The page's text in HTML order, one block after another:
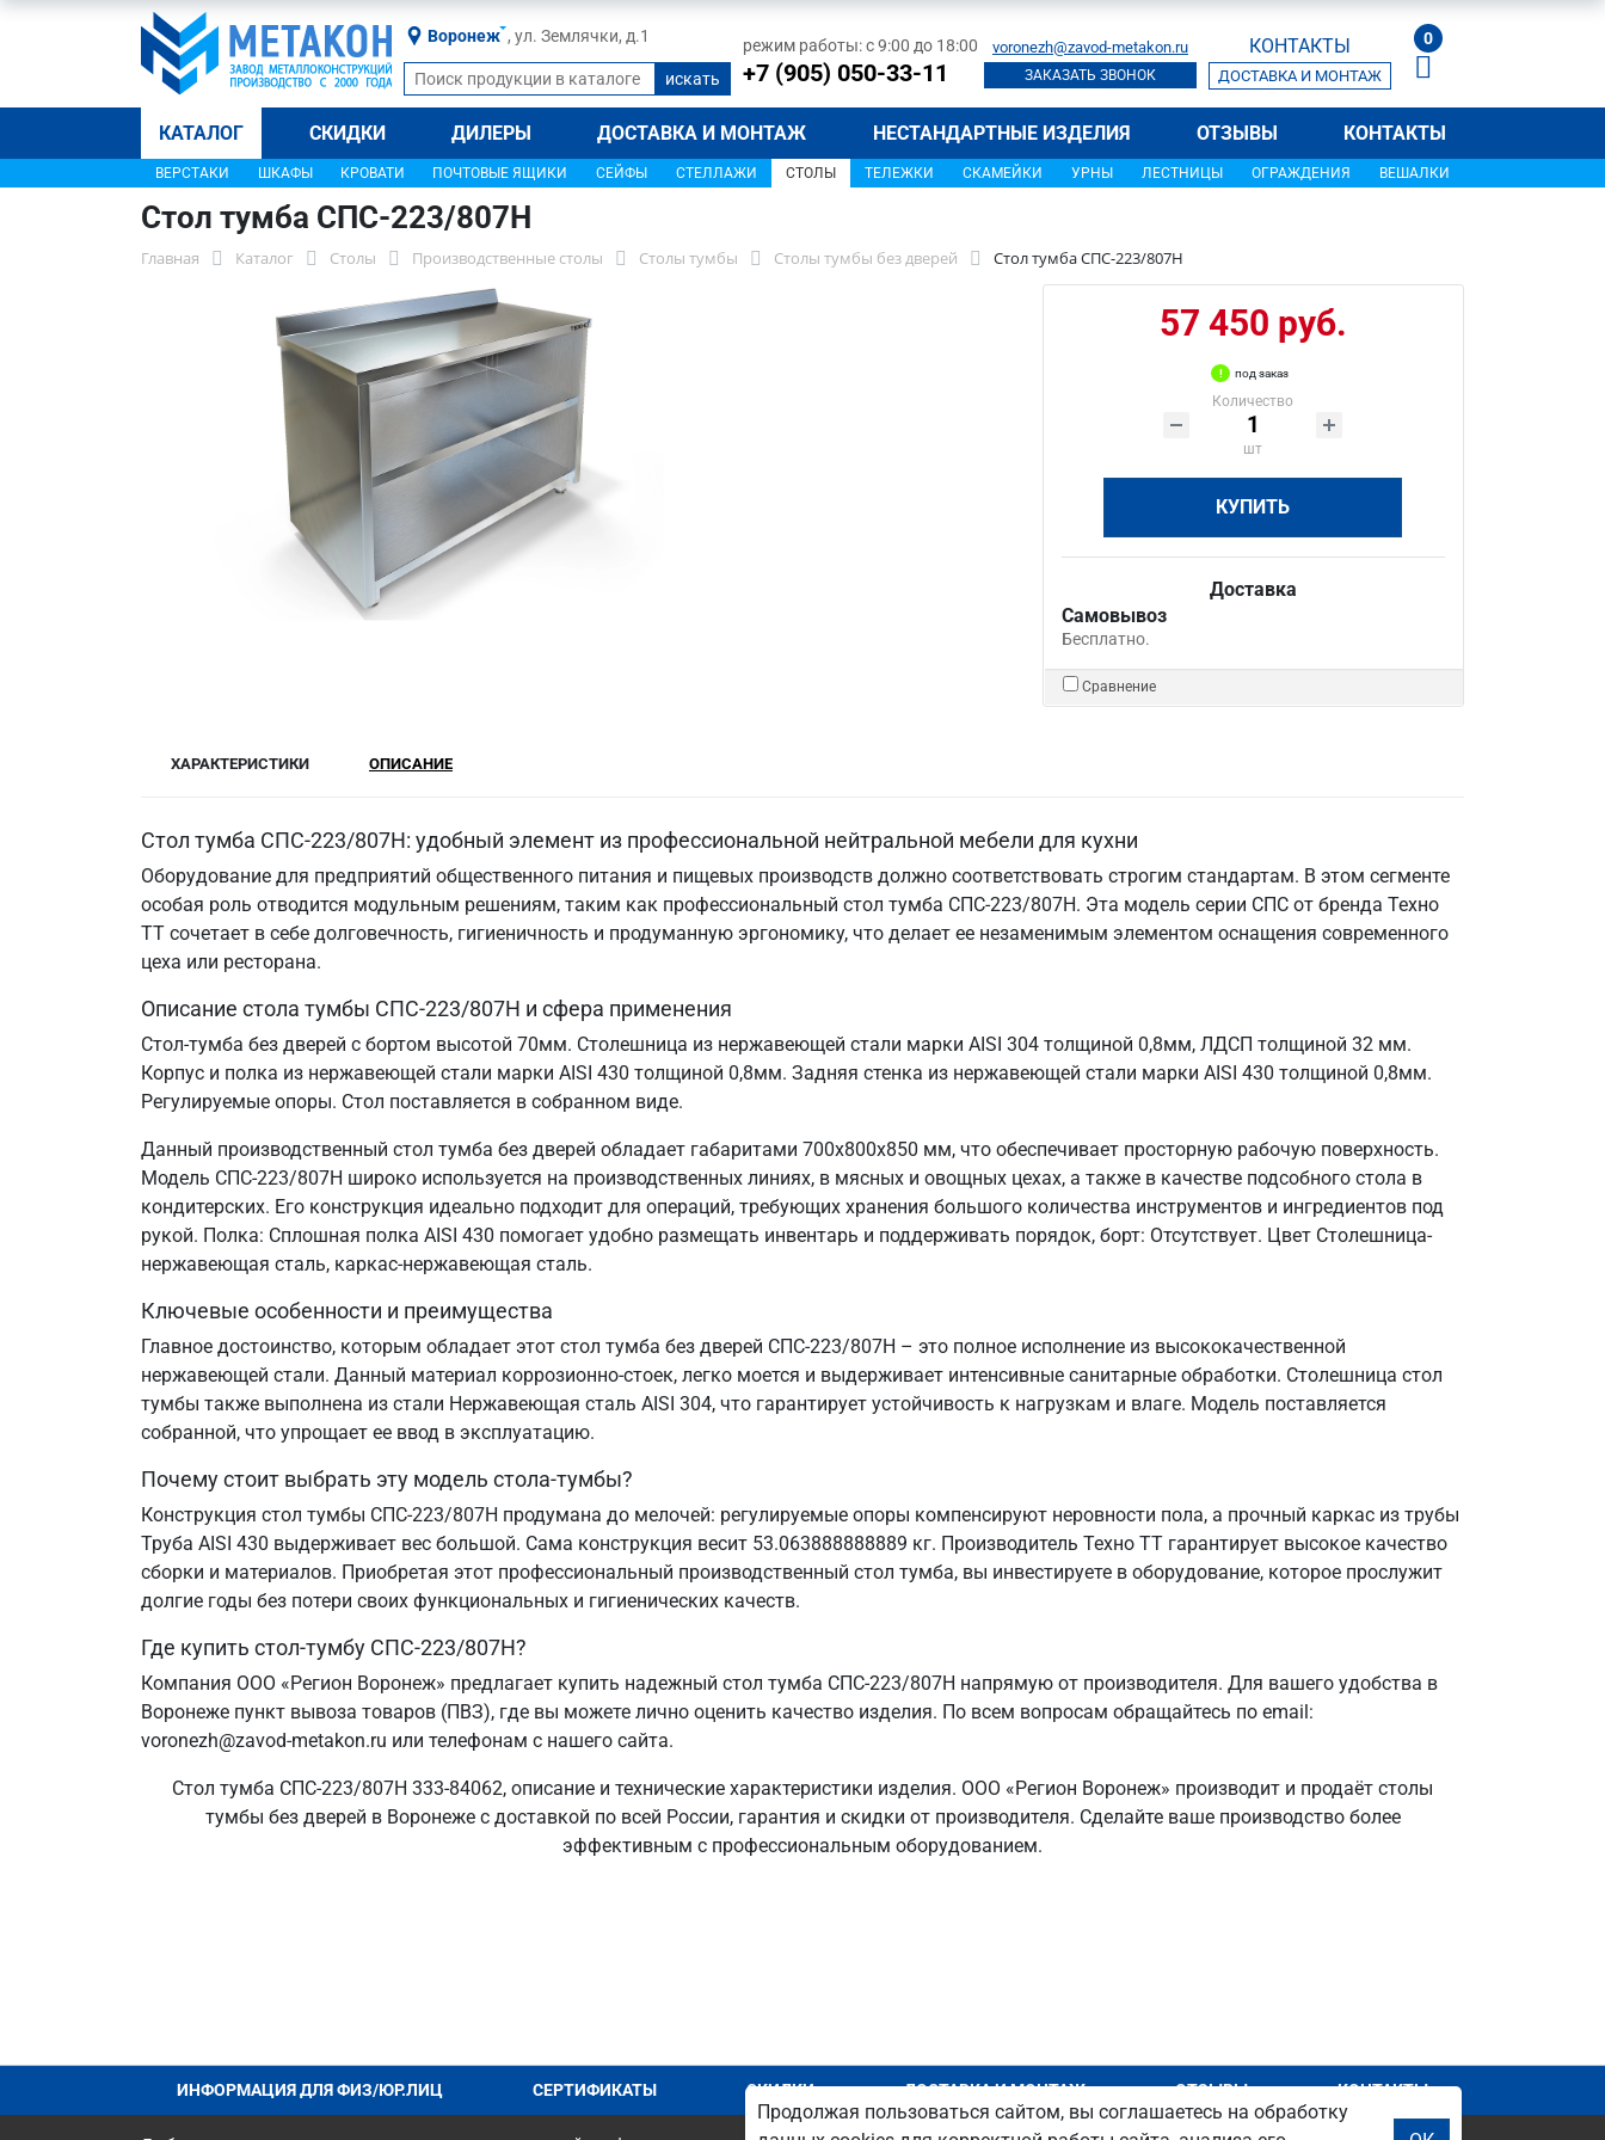
Воронеж , ул. Землячки, д.1 режим работы: с 9:00 до 18:00
+7 (905) 050-33-11
voronezh@zavod-metakon.ru
ЗАКАЗАТЬ ЗВОНОК
КОНТАКТЫ
ДОСТАВКА И МОНТАЖ
0
КАТАЛОГ СКИДКИ ДИЛЕРЫ ДОСТАВКА И МОНТАЖ НЕСТАНДАРТНЫЕ ИЗДЕЛИЯ ОТЗЫВЫ КОНТАКТЫ
ВЕРСТАКИ ШКАФЫ КРОВАТИ ПОЧТОВЫЕ ЯЩИКИ СЕЙФЫ СТЕЛЛАЖИ СТОЛЫ ТЕЛЕЖКИ СКАМЕЙКИ УРНЫ ЛЕСТНИЦЫ ОГРАЖДЕНИЯ ВЕШАЛКИ
Стол тумба СПС-223/807Н
Главная Каталог Столы Производственные столы Столы тумбы Столы тумбы без дверей Стол тумба СПС-223/807Н
57 450 руб.
под заказ
Количество
шт
КУПИТЬ
Доставка
Самовывоз
Бесплатно.
Сравнение
ХАРАКТЕРИСТИКИ ОПИСАНИЕ
Стол тумба СПС-223/807Н: удобный элемент из профессиональной нейтральной мебели для кухни
Оборудование для предприятий общественного питания и пищевых производств должно соответствовать строгим стандартам. В этом сегменте
особая роль отводится модульным решениям, таким как профессиональный стол тумба СПС-223/807Н. Эта модель серии СПС от бренда Техно
ТТ сочетает в себе долговечность, гигиеничность и продуманную эргономику, что делает ее незаменимым элементом оснащения современного
цеха или ресторана.
Описание стола тумбы СПС-223/807Н и сфера применения
Стол-тумба без дверей с бортом высотой 70мм. Столешница из нержавеющей стали марки AISI 304 толщиной 0,8мм, ЛДСП толщиной 32 мм.
Корпус и полка из нержавеющей стали марки AISI 430 толщиной 0,8мм. Задняя стенка из нержавеющей стали марки AISI 430 толщиной 0,8мм.
Регулируемые опоры. Стол поставляется в собранном виде.
Данный производственный стол тумба без дверей обладает габаритами 700х800х850 мм, что обеспечивает просторную рабочую поверхность.
Модель СПС-223/807Н широко используется на производственных линиях, в мясных и овощных цехах, а также в качестве подсобного стола в
кондитерских. Его конструкция идеально подходит для операций, требующих хранения большого количества инструментов и ингредиентов под
рукой. Полка: Сплошная полка AISI 430 помогает удобно размещать инвентарь и поддерживать порядок, борт: Отсутствует. Цвет Столешница-
нержавеющая сталь, каркас-нержавеющая сталь.
Ключевые особенности и преимущества
Главное достоинство, которым обладает этот стол тумба без дверей СПС-223/807Н – это полное исполнение из высококачественной
нержавеющей стали. Данный материал коррозионно-стоек, легко моется и выдерживает интенсивные санитарные обработки. Столешница стол
тумбы также выполнена из стали Нержавеющая сталь AISI 304, что гарантирует устойчивость к нагрузкам и влаге. Модель поставляется
собранной, что упрощает ее ввод в эксплуатацию.
Почему стоит выбрать эту модель стола-тумбы?
Конструкция стол тумбы СПС-223/807Н продумана до мелочей: регулируемые опоры компенсируют неровности пола, а прочный каркас из трубы
Труба AISI 430 выдерживает вес большой. Сама конструкция весит 53.063888888889 кг. Производитель Техно ТТ гарантирует высокое качество
сборки и материалов. Приобретая этот профессиональный производственный стол тумба, вы инвестируете в оборудование, которое прослужит
долгие годы без потери своих функциональных и гигиенических качеств.
Где купить стол-тумбу СПС-223/807Н?
Компания ООО «Регион Воронеж» предлагает купить надежный стол тумба СПС-223/807Н напрямую от производителя. Для вашего удобства в
Воронеже пункт вывоза товаров (ПВЗ), где вы можете лично оценить качество изделия. По всем вопросам обращайтесь по email:
voronezh@zavod-metakon.ru или телефонам с нашего сайта.
Стол тумба СПС-223/807Н 333-84062, описание и технические характеристики изделия. ООО «Регион Воронеж» производит и продаёт столы
тумбы без дверей в Воронеже с доставкой по всей России, гарантия и скидки от производителя. Сделайте ваше производство более
эффективным с профессиональным оборудованием.
ИНФОРМАЦИЯ ДЛЯ ФИЗ/ЮР.ЛИЦ СЕРТИФИКАТЫ СКИДКИ ДОСТАВКА И МОНТАЖ ОТЗЫВЫ КОНТАКТЫ
Продолжая пользоваться сайтом, вы соглашаетесь на обработку